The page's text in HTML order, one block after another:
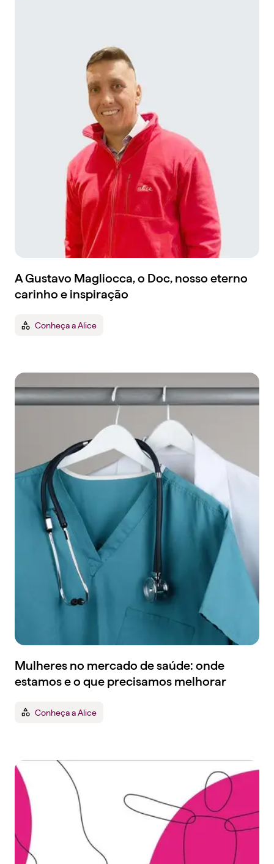
A Gustavo Magliocca, o Doc, nosso eterno
carinho e inspiração
Conheça a Alice
Mulheres no mercado de saúde: onde
estamos e o que precisamos melhorar
Conheça a Alice